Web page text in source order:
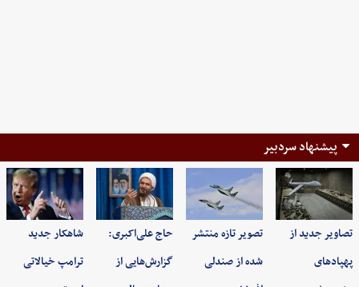
پیشنهاد سردبیر
تصاویر جدید از
پهپادهای
تصویر تازه منتشر
شده از صندلی
حاج علی‌اکبری:
گزارش‌هایی از
شاهکار جدید
ترامپ خیالاتی